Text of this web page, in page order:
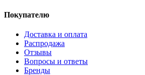
Покупателю
Доставка и оплата
Распродажа
Отзывы
Вопросы и ответы
Бренды